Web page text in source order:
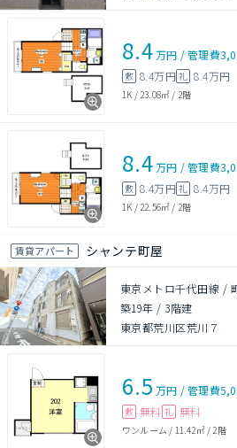
8.4万円 /管理費
敷 8.4万円礼 8.4万円
1K / 23.08㎡ / 2階
8.4万円 /管理費
敷 8.4万円礼 8.4万円
1K / 22.56㎡ / 2階
賃貸アパート シャンテ町屋
東京メトロ千代田線 /
築19年 / 3階建
東京都荒川区荒川７
6.5 万円 /管理費
敷 無料 礼 無料
ワンルーム / 11.42㎡/ 2階